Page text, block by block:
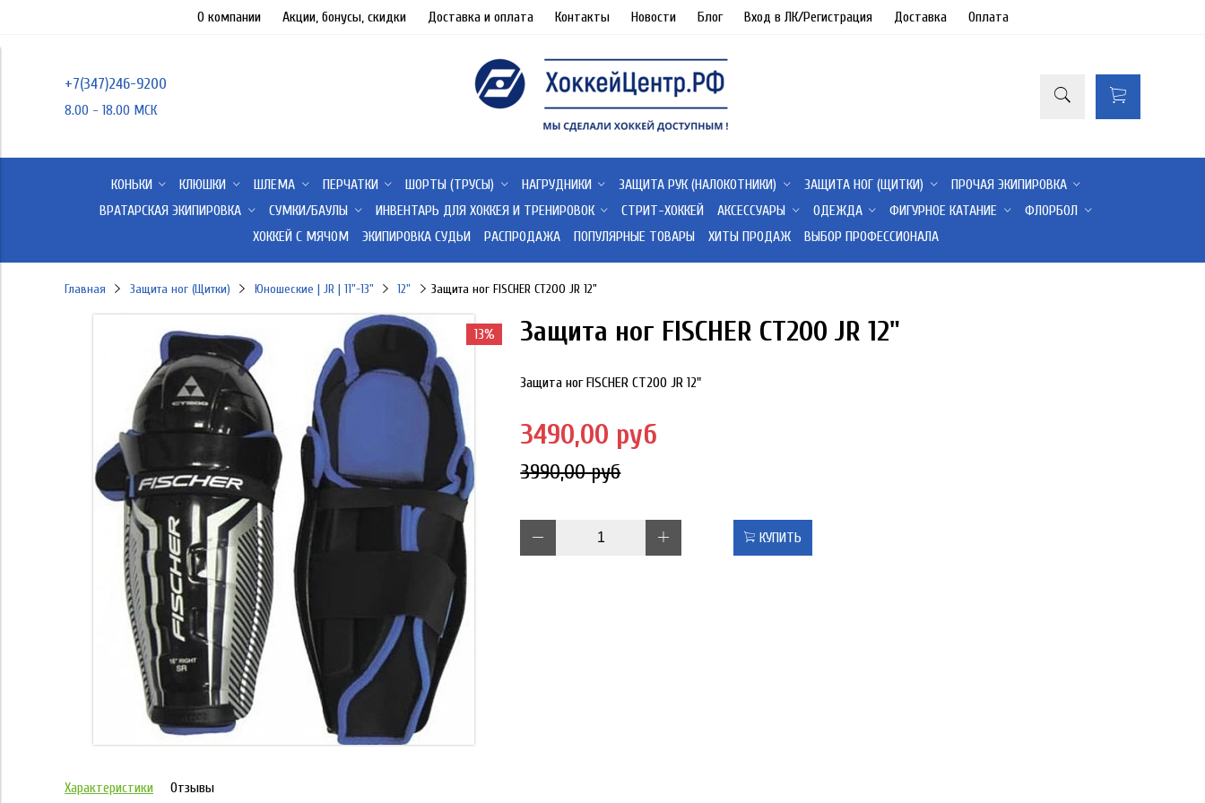
О компании Акции, бонусы, скидки Доставка и оплата Контакты Новости Блог Вход в ЛК/Регистрация Доставка Оплата
+7(347)246-9200
8.00 - 18.00 МСК
КОНЬКИ КЛЮШКИ ШЛЕМА ПЕРЧАТКИ ШОРТЫ (ТРУСЫ) НАГРУДНИКИ ЗАЩИТА РУК (НАЛОКОТНИКИ) ЗАЩИТА НОГ (ЩИТКИ)
ПРОЧАЯ ЭКИПИРОВКА
ВРАТАРСКАЯ ЭКИПИРОВКА
СУМКИ/БАУЛЫ ИНВЕНТАРЬ ДЛЯ ХОККЕЯ И ТРЕНИРОВОК СТРИТ-ХОККЕЙ АКСЕССУАРЫ ОДЕЖДА ФИГУРНОЕ КАТАНИЕ
ФЛОРБОЛ
ХОККЕЙ С МЯЧОМ
ЭКИПИРОВКА СУДЬИ РАСПРОДАЖА ПОПУЛЯРНЫЕ ТОВАРЫ ХИТЫ ПРОДАЖ ВЫБОР ПРОФЕССИОНАЛА
Главная Защита ног (Щитки) Юношеские | JR | 11"-13" 12" Защита ног FISCHER CT200 JR 12"
13% Защита ног FISCHER CT200 JR 12"
Защита ног FISCHER CT200 JR 12"
3490,00 руб
3990,00 руб
КУПИТЬ
Характеристики Отзывы